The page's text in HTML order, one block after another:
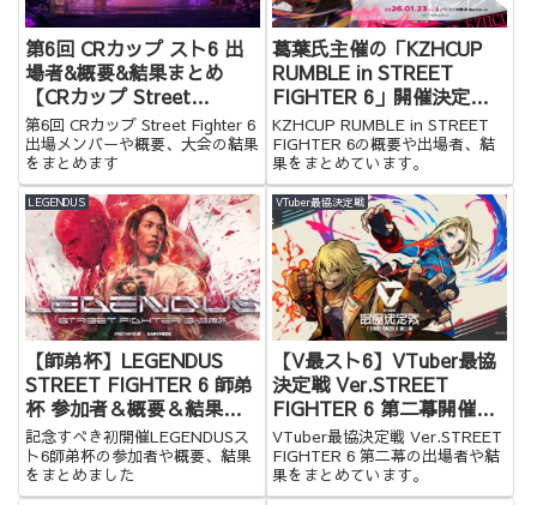
第6回 CRカップ スト6 出
場者&概要&結果まとめ
【CRカップ Street
Fighter 6】
第6回 CRカップ Street Fighter 6
出場メンバーや概要、大会の結果
をまとめます
葛葉氏主催の「KZHCUP
RUMBLE in STREET
FIGHTER 6」開催決定！
決勝はオフライン！
KZHCUP RUMBLE in STREET
FIGHTER 6の概要や出場者、結
果をまとめています。
LEGENDUS
【師弟杯】LEGENDUS
STREET FIGHTER 6 師弟
杯 参加者＆概要＆結果ま
とめ【スト6】
記念すべき初開催LEGENDUSス
ト6師弟杯の参加者や概要、結果
をまとめました
VTuber最協決定戦
【V最スト6】VTuber最協
決定戦 Ver.STREET
FIGHTER 6 第二幕開催決
定！ 出場者&結果まとめ
VTuber最協決定戦 Ver.STREET
FIGHTER 6 第二幕の出場者や結
果をまとめています。